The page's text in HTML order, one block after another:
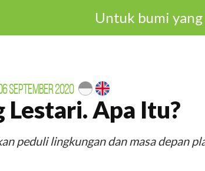
Untuk bumi
SEPTEMBER 2020
Lestari. Apa Itu?
peduli lingkungan dan masa depan